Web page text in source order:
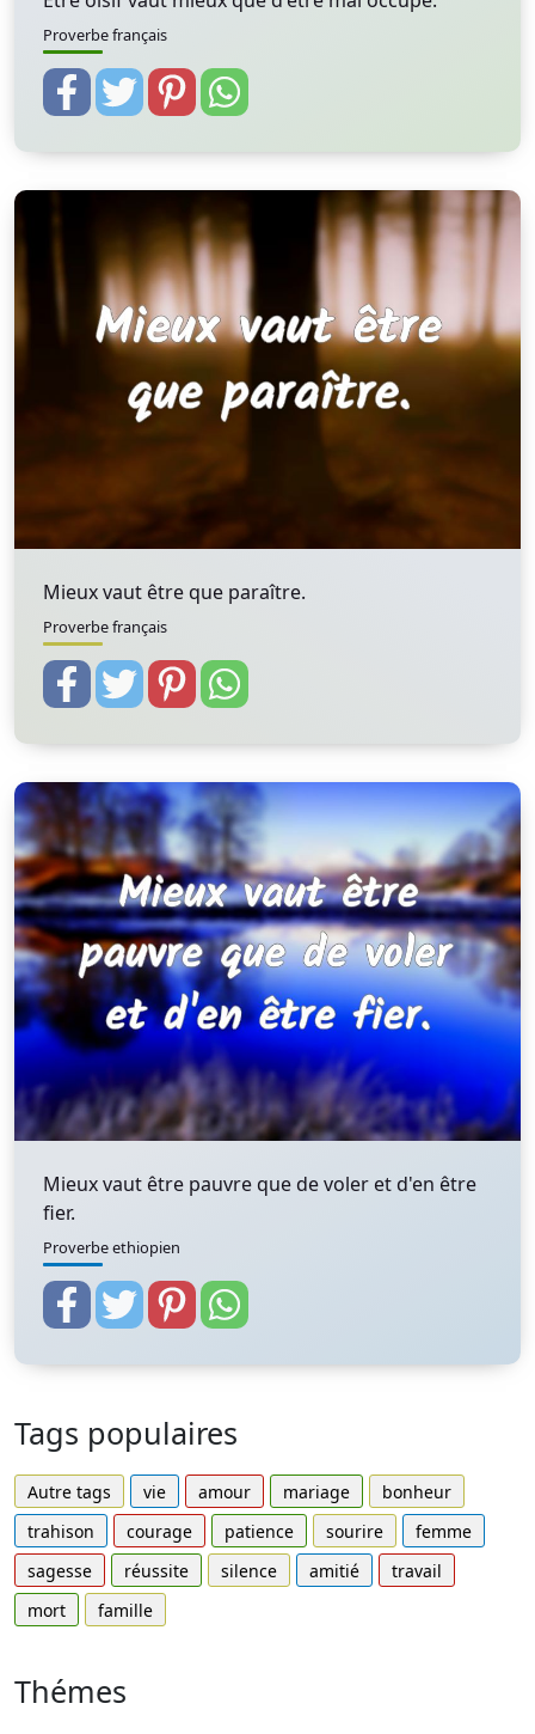
Proverbe français
Mieux vaut être que paraître.
Proverbe français
Mieux vaut être pauvre que de voler et d'en être
fier.
Proverbe ethiopien
Tags populaires
Autre tags vie amour mariage
bonheur
trahison
courage patience sourire
femme
sagesse
réussite silence amitié
travail
mort
famille
Thémes